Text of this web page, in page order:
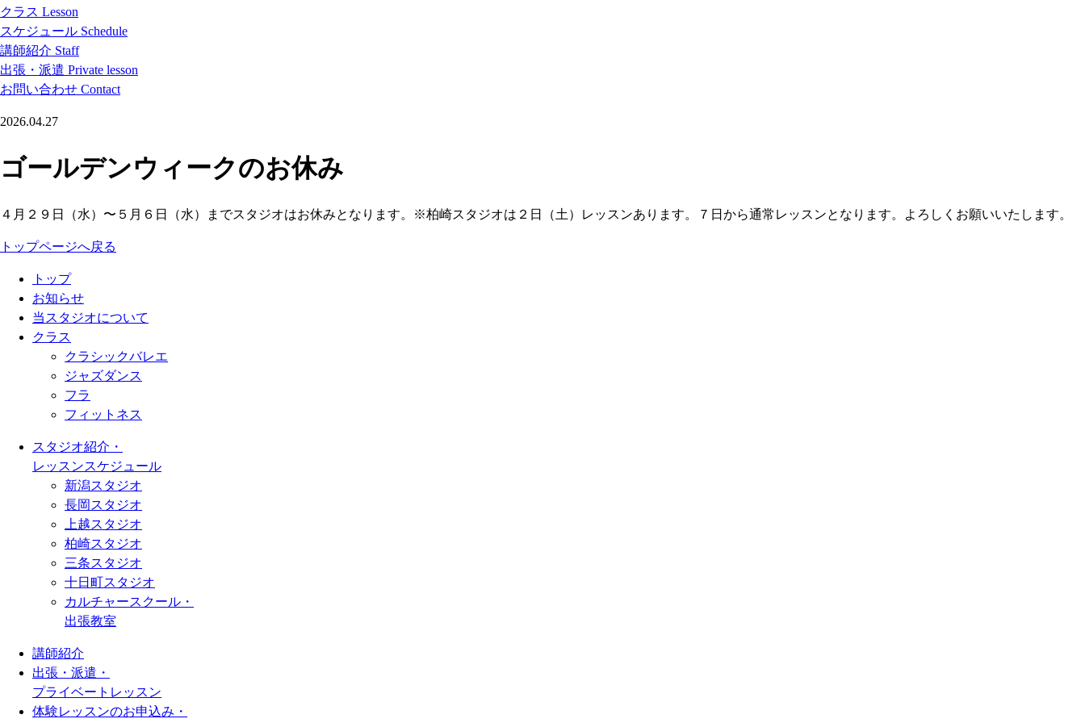
クラス Lesson
スケジュール Schedule
講師紹介 Staff
出張・派遣 Private lesson
お問い合わせ Contact
2026.04.27
ゴールデンウィークのお休み
４月２９日（水）〜５月６日（水）までスタジオはお休みとなります。※柏崎スタジオは２日（土）レッスンあります。７日から通常レッスンとなります。よろしくお願いいたします。
トップページへ戻る
トップ
お知らせ
当スタジオについて
クラス
クラシックバレエ
ジャズダンス
フラ
フィットネス
スタジオ紹介・
レッスンスケジュール
新潟スタジオ
長岡スタジオ
上越スタジオ
柏崎スタジオ
三条スタジオ
十日町スタジオ
カルチャースクール・
出張教室
講師紹介
出張・派遣・
プライベートレッスン
体験レッスンのお申込み・